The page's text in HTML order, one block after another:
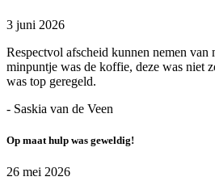
3 juni 2026
Respectvol afscheid kunnen nemen van
minpuntje was de koffie, deze was niet
was top geregeld.
- Saskia van de Veen
Op maat hulp was geweldig!
26 mei 2026